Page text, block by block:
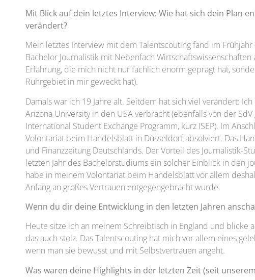
Mit Blick auf dein letztes Interview: Wie hat sich dein Plan
verändert?
Mein letztes Interview mit dem Talentscouting fand im
Bachelor Journalistik mit Nebenfach
Erfahrung, die mich nicht nur fachlich enorm geprägt hat,
Ruhrgebiet in mir geweckt hat).
Damals war ich 19 Jahre alt. Seitdem hat sich viel verändert:
Arizona University in den USA verbracht (ebenfalls von der
International Student Exchange Programm, kurz ISEP). Im
Volontariat beim Handelsblatt in Düsseldorf absolviert. Das
und Finanzzeitung Deutschlands. Der Vorteil des Journalistik-
letzten Jahr des Bachelorstudiums ein solcher Einblick in den
habe in meinem Volontariat beim Handelsblatt vor allem
Anfang an großes Vertrauen entgegengebracht wurde.
Wenn du dir deine Entwicklung in den letzten Jahren
Heute sitze ich an meinem Schreibtisch in England und blicke
das auch stolz. Das Talentscouting hat mich vor allem eines
wenn man sie bewusst und mit Selbstvertrauen angeht.
Was waren deine Highlights in der letzten Zeit (seit